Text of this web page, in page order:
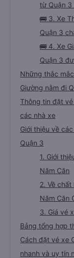
từ Quận 3
🚌 3. Xe
Quận 3
🚌 4. Xe
Quận 3
Những thắc
Giường nằm đi
Thông tin đặt
các nhà xe
Giới thiệu về
Quận 3
1. Giới
Năm Căn
2. Về
Năm Căn
3. Giá vé
Bảng tổng hợp
Cách đặt vé xe
nhanh và uy tín